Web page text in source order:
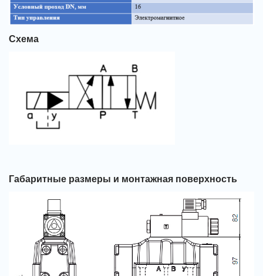
Схема
Габаритные размеры и монтажная поверхность